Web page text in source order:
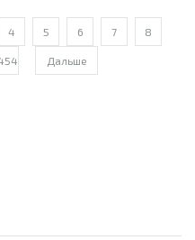
6.
4 5 6 7 8
Дальше